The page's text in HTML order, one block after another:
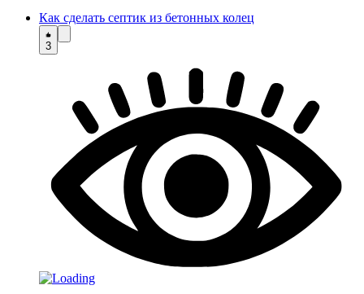
Как сделать септик из бетонных колец
3